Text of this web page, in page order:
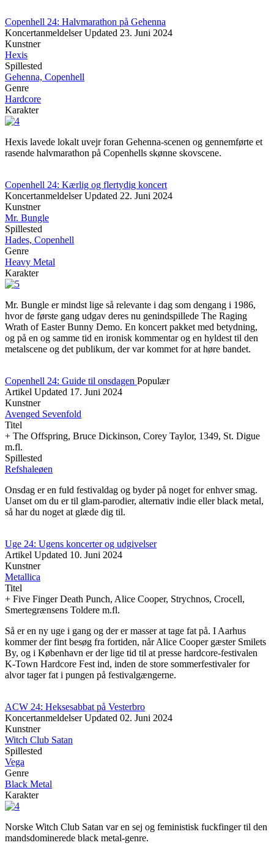
Copenhell 24: Halvmarathon på Gehenna
Koncertanmeldelser Updated 23. Juni 2024
Kunstner
Hexis
Spillested
Gehenna, Copenhell
Genre
Hardcore
Karakter
Hexis lavede lokalt uvejr foran Gehenna-scenen og gennemførte et
rasende halvmarathon på Copenhells skønne skovscene.
Copenhell 24: Kærlig og flertydig koncert
Koncertanmeldelser Updated 22. Juni 2024
Kunstner
Mr. Bungle
Spillested
Hades, Copenhell
Genre
Heavy Metal
Karakter
Mr. Bungle er mindst lige så relevante i dag som dengang i 1986,
hvor de første gang udgav deres nu genindspillede The Raging
Wrath of Easter Bunny Demo. En koncert pakket med betydning,
og på en og samme tid en ironisk kommentar og en hyldest til den
metalscene og det publikum, der var kommet for at høre bandet.
Copenhell 24: Guide til onsdagen Populær
Artikel Updated 17. Juni 2024
Kunstner
Avenged Sevenfold
Titel
+ The Offspring, Bruce Dickinson, Corey Taylor, 1349, St. Digue
m.fl.
Spillested
Refshaleøen
Onsdag er en fuld festivaldag og byder på noget for enhver smag.
Uanset om du er til glam-parodier, alternativ indie eller black metal,
så har du noget at glæde dig til.
Uge 24: Ugens koncerter og udgivelser
Artikel Updated 10. Juni 2024
Kunstner
Metallica
Titel
+ Five Finger Death Punch, Alice Cooper, Strychnos, Crocell,
Smertegrænsens Toldere m.fl.
Så er en ny uge i gang og der er masser at tage fat på. I Aarhus
kommer der fint besøg fra fortiden, når Alice Cooper gæster Smilets
By, og i København er der lige tid til at presse hardcore-festivalen
K-Town Hardcore Fest ind, inden de store sommerfestivaler for
alvor tager fat i pungen på festivalgængerne.
ACW 24: Heksesabbat på Vesterbro
Koncertanmeldelser Updated 02. Juni 2024
Kunstner
Witch Club Satan
Spillested
Vega
Genre
Black Metal
Karakter
Norske Witch Club Satan var en sej og feministisk fuckfinger til den
mandsdominerede black metal-genre.